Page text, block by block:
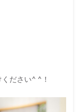
ださい^ ^！